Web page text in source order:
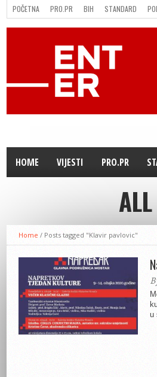
POČETNA PRO.PR BIH STANDARD
FILMING LOCATION IN BH
KONTAKT
HOME VIJESTI PRO.PR
Home / Posts tagged "Klavir pavlovic"
u